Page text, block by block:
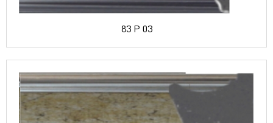
83 P 03